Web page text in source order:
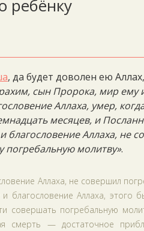
ребёнку
, да будет доволен ею
сын Пророка, мир ему
Аллаха, умер,
месяцев, и
благословение Аллаха, не
погребальную молитву».
Аллаха, не совершил
Аллаха, этого
совершать погребальную
смерть — достаточное